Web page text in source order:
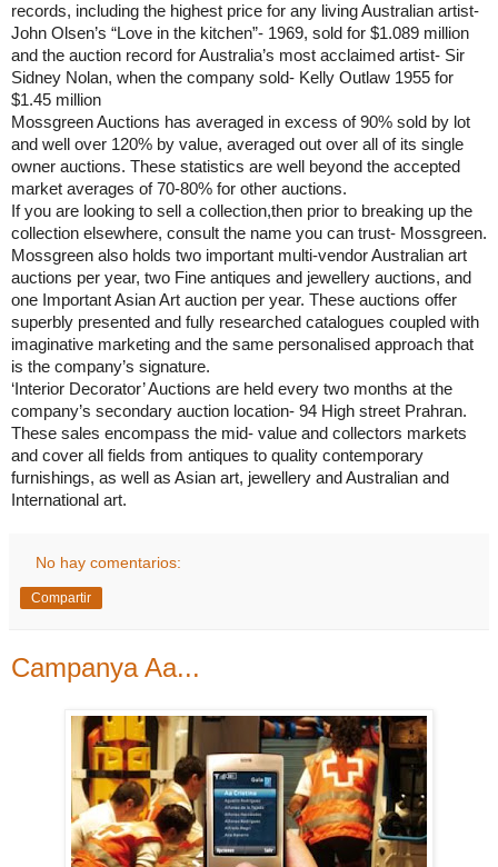
records, including the highest price for any living Australian artist-
John Olsen’s “Love in the kitchen”- 1969, sold for $1.089 million
and the auction record for Australia’s most acclaimed artist- Sir
Sidney Nolan, when the company sold- Kelly Outlaw 1955 for
$1.45 million
Mossgreen Auctions has averaged in excess of 90% sold by lot
and well over 120% by value, averaged out over all of its single
owner auctions. These statistics are well beyond the accepted
market averages of 70-80% for other auctions.
If you are looking to sell a collection,then prior to breaking up the
collection elsewhere, consult the name you can trust- Mossgreen.
Mossgreen also holds two important multi-vendor Australian art
auctions per year, two Fine antiques and jewellery auctions, and
one Important Asian Art auction per year. These auctions offer
superbly presented and fully researched catalogues coupled with
imaginative marketing and the same personalised approach that
is the company’s signature.
‘Interior Decorator’ Auctions are held every two months at the
company’s secondary auction location- 94 High street Prahran.
These sales encompass the mid- value and collectors markets
and cover all fields from antiques to quality contemporary
furnishings, as well as Asian art, jewellery and Australian and
International art.
No hay comentarios:
Compartir
Campanya Aa...